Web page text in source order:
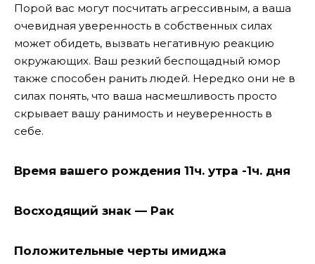
Порой вас могут посчитать агрессивным, а ваша
очевидная уверенность в собственных силах
может обидеть, вызвать негативную реакцию
окружающих. Ваш резкий беспощадный юмор
также способен ранить людей. Нередко они не в
силах понять, что ваша насмешливость просто
скрывает вашу ранимость и неуверенность в
себе.
Время вашего рождения 11ч. утра -1ч. дня
Восходящий знак — Рак
Положительные черты имиджа